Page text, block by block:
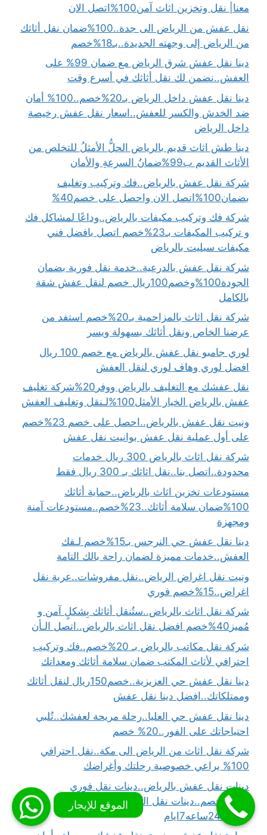
معنا| نقل وتخزين اثاث آمن100%اتصل الان
نقل عفش من الرياض الى جدة..100%ضمان نقل أثاثك
من الرياض إلى وجهته الجديدة..بـ18%خصم
دينا نقل عفش شرق الرياض مع ضمان 99% على
العفش..نضمن لك نقل أثاثك في أسرع وقت
دينا نقل عفش داخل الرياض بـ20%خصم..100% أمان
ضد الخدش والكسر للعفش..اسعار نقل عفش رخيصة
داخل الرياض
دينا طش اثاث قديم بالرياض الحلُّ الأمثلُ للتخلص من
الأثاث القديم ب99%ضمانُ السرعةِ والأمان
شركة نقل عفش بالرياض..فك وتركيب وتغليف
بضمان100%اتصل الان واحصل على خصم40%
شركة فك وتركيب مكيفات بالرياض..وداعًا لمشاكل فك
و تركيب المكيفات بـ23%خصم اتصل بافضل فني
مكيفات سبليت بالرياض
شركة نقل عفش بالدرعية..خدمة نقل فورية بضمان
الجودة100%وخصم100ريال خصم لنقل عفش شقة
بالكامل
شركة نقل اثاث بالمزاحمية بـ20%خصم استفد من
عرضنا الخاص ونقل أثاثك بسهولة ويسر
لوري جامبو نقل عفش بالرياض مع خصم 100 ريال
افضل لوري وهاف لوري لنقل العفش
نقل عفشك مع التغليف بالرياض ووفر20%شركة تغليف
عفش بالرياض الخيار الأمثل100%لـنقل وتغليف العفش
ونيت نقل عفش بالرياض..احصل على خصم 23%خصم
على أول عملية نقل عفش بوانيت نقل عفش
شركة نقل اثاث بالرياض 300 ريال خدمات
محدودة..اتصل بنا..نقل اثاثك بـ 300 ريال فقط
مستودعات تخزين اثاث بالرياض..حماية أثاثك
100%ضمان سلامة أثاثك..23%خصم..مستودعات آمنة
ومجهزة
دينا نقل عفش حي النرجس بـ15%خصم لـفك
العفش..خدمات مميزة لضمان راحة بالك التامة
ونيت نقل اغراض الرياض..نقل مفروشات..عربة نقل
اغراض..15%خصم فوري
شركة نقل اثاث بالرياض..ستُنقل أثاثك بِشكلٍ آمن و
مُميز40%خصم افضل نقل اثاث بالرياض..اتصل الـأن
شركة نقل مكاتب بالرياض بـ 20%خصم..فك وتركيب
احترافي لأثاث المكتب ضمان سلامة أثاثك ومعداتك
دينا نقل عفش حي العزيزية..خصم150ريال لنقل أثاثك
وممتلكاتك..افضل دينا نقل عفش
دينا نقل عفش حي العليا..رحلة مريحة لعفشك..تُلبي
احتياجاتك على الفور..20% خصم
شركة نقل اثاث من الرياض الى مكة..نقل احترافي
100% يراعي خصوصية رحلتك وأغراضك
دينات نقل عفش بالرياض..دينات نقل فوري
بـ35%خصم..دينات نقل العفش في
خدمتك24ساعه7ايام